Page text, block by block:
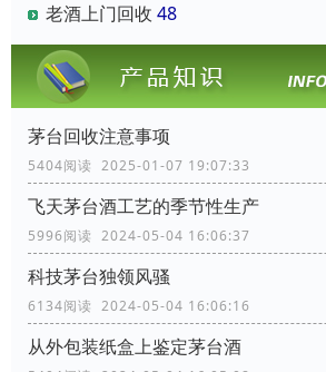
老酒上门回收 48
茅台回收注意事项
5404阅读 2025-01-07 19:07:33
飞天茅台酒工艺的季节性生产
5996阅读 2024-05-04 16:06:37
科技茅台独领风骚
6134阅读 2024-05-04 16:06:16
从外包装纸盒上鉴定茅台酒